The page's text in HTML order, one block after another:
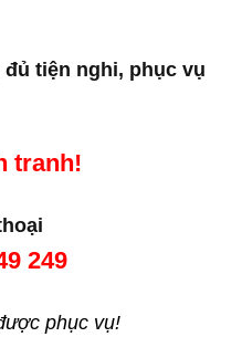
tiện nghi, phục vụ
tranh!
249
phục vụ!